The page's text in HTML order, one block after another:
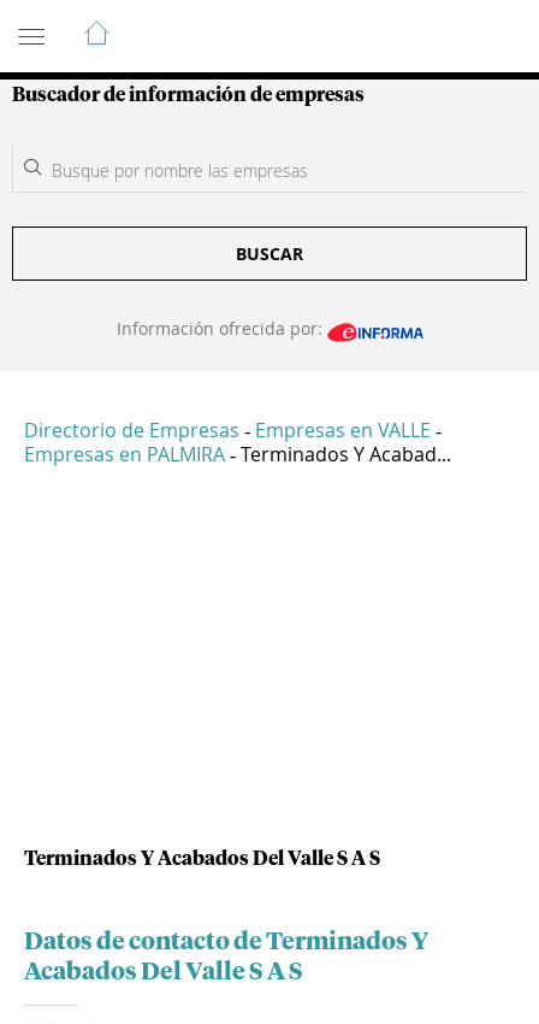
Guía de Empresas Colombianas
Buscador de información de empresas
BUSCAR
Información ofrecida por:
Directorio de Empresas - Empresas en VALLE -
Empresas en PALMIRA - Terminados Y Acabad...
Terminados Y Acabados Del Valle S A S
Datos de contacto de Terminados Y
Acabados Del Valle S A S